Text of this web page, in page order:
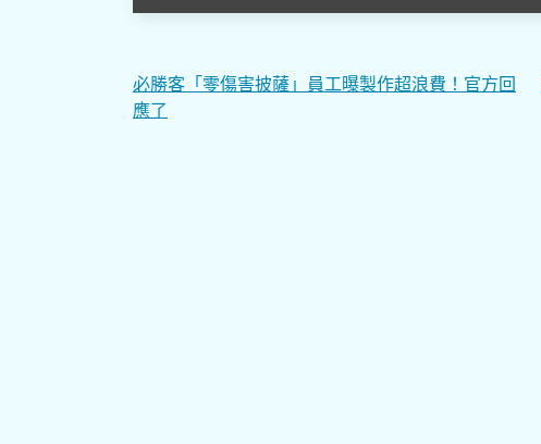
文
章
必勝客「零傷害披薩」員工曝製作超浪費！官方回
應了